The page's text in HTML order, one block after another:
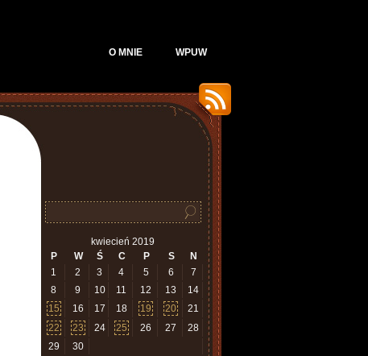
O MNIE WPUW
kwiecień 2019
P
W Ś C P S
N
1
2 3 4 5 6
7
8
9 10 11 12 13
14
15
16 17 18 19 20
21
22
23 24 25 26 27
28
29
30